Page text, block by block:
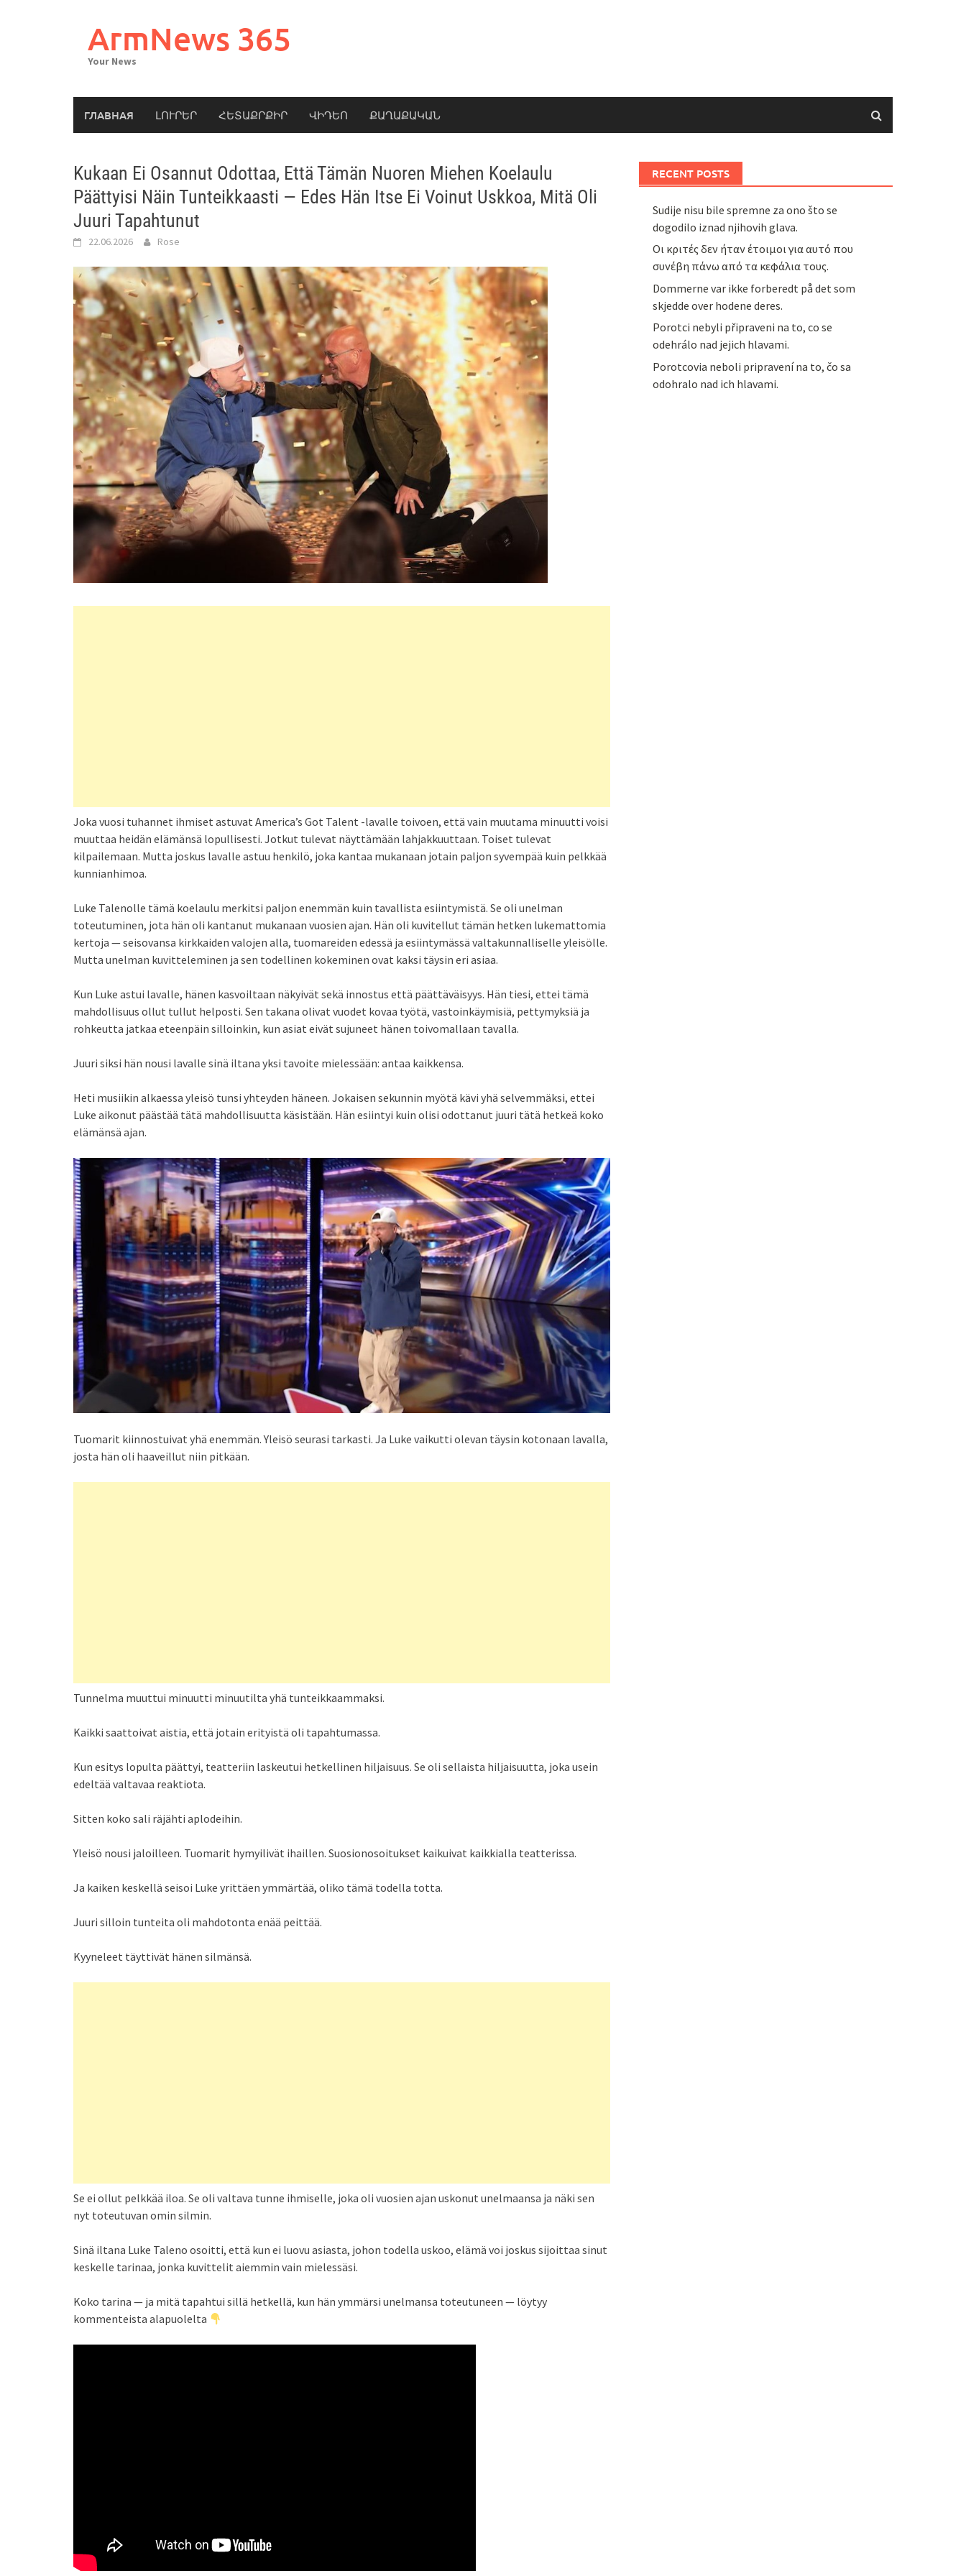
ArmNews 365
Your News
ГЛАВНАЯ ԼՈՒՐԵՐ ՀԵՏԱՔՐՔԻՐ ՎԻԴԵՈ ՔԱՂԱՔԱԿԱՆ
Kukaan Ei Osannut Odottaa, Että Tämän Nuoren Miehen Koelaulu
Päättyisi Näin Tunteikkaasti — Edes Hän Itse Ei Voinut Uskkoa, Mitä Oli
Juuri Tapahtunut
22.06.2026 Rose
Joka vuosi tuhannet ihmiset astuvat America’s Got Talent -lavalle toivoen, että vain muutama minuutti voisi
muuttaa heidän elämänsä lopullisesti. Jotkut tulevat näyttämään lahjakkuuttaan. Toiset tulevat
kilpailemaan. Mutta joskus lavalle astuu henkilö, joka kantaa mukanaan jotain paljon syvempää kuin pelkkää
kunnianhimoa.
Luke Talenolle tämä koelaulu merkitsi paljon enemmän kuin tavallista esiintymistä. Se oli unelman
toteutuminen, jota hän oli kantanut mukanaan vuosien ajan. Hän oli kuvitellut tämän hetken lukemattomia
kertoja — seisovansa kirkkaiden valojen alla, tuomareiden edessä ja esiintymässä valtakunnalliselle yleisölle.
Mutta unelman kuvitteleminen ja sen todellinen kokeminen ovat kaksi täysin eri asiaa.
Kun Luke astui lavalle, hänen kasvoiltaan näkyivät sekä innostus että päättäväisyys. Hän tiesi, ettei tämä
mahdollisuus ollut tullut helposti. Sen takana olivat vuodet kovaa työtä, vastoinkäymisiä, pettymyksiä ja
rohkeutta jatkaa eteenpäin silloinkin, kun asiat eivät sujuneet hänen toivomallaan tavalla.
Juuri siksi hän nousi lavalle sinä iltana yksi tavoite mielessään: antaa kaikkensa.
Heti musiikin alkaessa yleisö tunsi yhteyden häneen. Jokaisen sekunnin myötä kävi yhä selvemmäksi, ettei
Luke aikonut päästää tätä mahdollisuutta käsistään. Hän esiintyi kuin olisi odottanut juuri tätä hetkeä koko
elämänsä ajan.
Tuomarit kiinnostuivat yhä enemmän. Yleisö seurasi tarkasti. Ja Luke vaikutti olevan täysin kotonaan lavalla,
josta hän oli haaveillut niin pitkään.
Tunnelma muuttui minuutti minuutilta yhä tunteikkaammaksi.
Kaikki saattoivat aistia, että jotain erityistä oli tapahtumassa.
Kun esitys lopulta päättyi, teatteriin laskeutui hetkellinen hiljaisuus. Se oli sellaista hiljaisuutta, joka usein
edeltää valtavaa reaktiota.
Sitten koko sali räjähti aplodeihin.
Yleisö nousi jaloilleen. Tuomarit hymyilivät ihaillen. Suosionosoitukset kaikuivat kaikkialla teatterissa.
Ja kaiken keskellä seisoi Luke yrittäen ymmärtää, oliko tämä todella totta.
Juuri silloin tunteita oli mahdotonta enää peittää.
Kyyneleet täyttivät hänen silmänsä.
Se ei ollut pelkkää iloa. Se oli valtava tunne ihmiselle, joka oli vuosien ajan uskonut unelmaansa ja näki sen
nyt toteutuvan omin silmin.
Sinä iltana Luke Taleno osoitti, että kun ei luovu asiasta, johon todella uskoo, elämä voi joskus sijoittaa sinut
keskelle tarinaa, jonka kuvittelit aiemmin vain mielessäsi.
Koko tarina — ja mitä tapahtui sillä hetkellä, kun hän ymmärsi unelmansa toteutuneen — löytyy
kommenteista alapuolelta
RECENT POSTS
Sudije nisu bile spremne za ono što se
dogodilo iznad njihovih glava.
Οι κριτές δεν ήταν έτοιμοι για αυτό που
συνέβη πάνω από τα κεφάλια τους.
Dommerne var ikke forberedt på det som
skjedde over hodene deres.
Porotci nebyli připraveni na to, co se
odehrálo nad jejich hlavami.
Porotcovia neboli pripravení na to, čo sa
odohralo nad ich hlavami.